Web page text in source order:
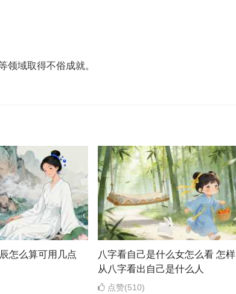
领域取得不俗成就。
怎么算可用几点
八字看自己是什么女怎么看 怎样
从八字看出自己是什么人
点赞(510)